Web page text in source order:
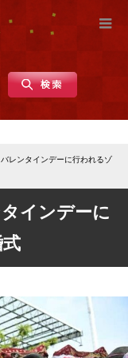
バレンタインデーに行われるゾ
インデーに